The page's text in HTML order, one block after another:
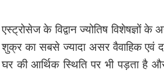
एस्ट्रोसेज के विद्वान ज्योतिष विशेषज्ञों
शुक्र का सबसे ज्यादा असर वैवाहिक एवं
घर की आर्थिक स्थिति पर भी पड़ता है